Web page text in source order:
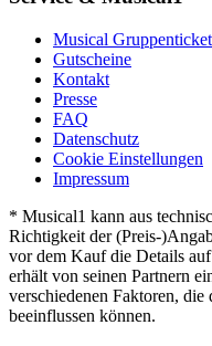
Musical
Gutscheine
Kontakt
Presse
FAQ
Datenschutz
Cookie Einstellungen
Impressum
* Musical1 kann aus
Richtigkeit der (Preis-
vor dem Kauf die Details
erhält von seinen Partnern
verschiedenen Faktoren, die
beeinflussen können.